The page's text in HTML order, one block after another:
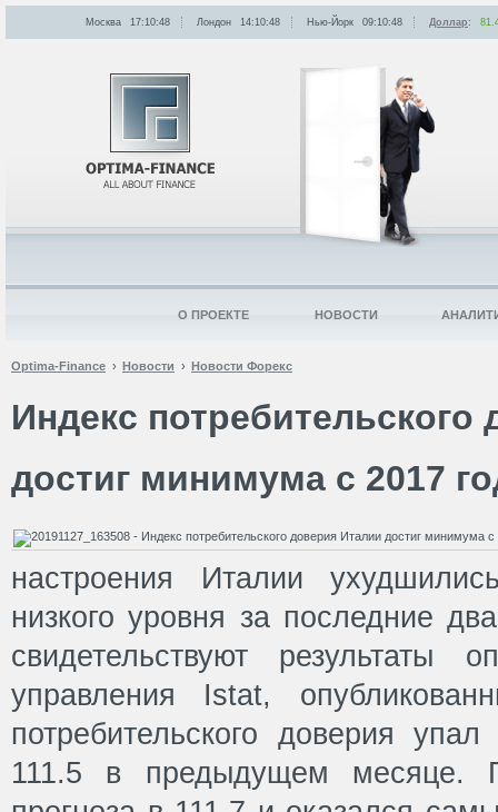
Optima-Finance Новости Новости Форекс
Индекс потребительского
достиг минимума с 2017
настроения Италии
низкого уровня за последние
свидетельствуют результаты
управления Istat,
потребительского доверия
111.5 в предыдущем месяце.
Москва 17:10:48 Лондон 14:10:48 Нью-Йорк 09:10:48 Доллар:
О ПРОЕКТЕ НОВОСТИ